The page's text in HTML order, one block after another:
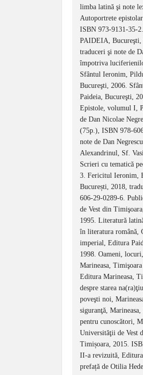
limba latină şi note
Autoportrete
ISBN 973-9131-35-
PAIDEIA, Bucureşti,
traduceri şi note de
împotriva
Sfântul Ieronim,
Bucureşti, 2006.
Paideia, Bucureşti,
Epistole, volumul I,
de Dan Nicolae
(75p.), ISBN 978-
note de Dan
Alexandrinul, Sf.
Scrieri cu tematică
3. Fericitul Ieronim,
București, 2018,
606-29-0289-6.
de Vest din
1995. Literatură
în literatura română,
imperial, Editura
1998. Oameni,
Marineasa,
Editura Marineasa,
despre starea
poveşti noi,
siguranţă,
pentru cunoscători,
Universităţii de Vest
Timișoara, 2015.
II-a revizuită,
prefață de Otilia